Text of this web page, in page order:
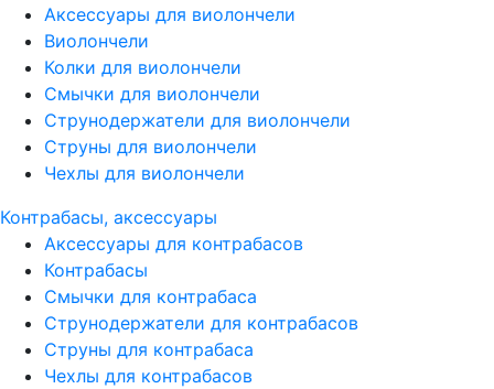
Аксессуары для виолончели
Виолончели
Колки для виолончели
Смычки для виолончели
Струнодержатели для виолончели
Струны для виолончели
Чехлы для виолончели
Контрабасы, аксессуары
Аксессуары для контрабасов
Контрабасы
Смычки для контрабаса
Струнодержатели для контрабасов
Струны для контрабаса
Чехлы для контрабасов